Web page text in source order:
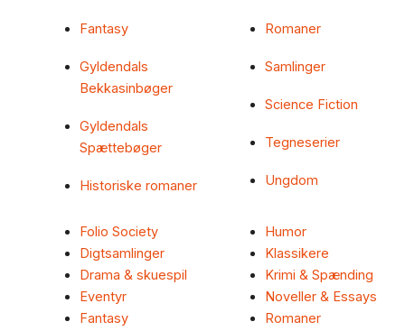
Fantasy
Gyldendals
Bekkasinbøger
Gyldendals
Spættebøger
Historiske romaner
Romaner
Samlinger
Science Fiction
Tegneserier
Ungdom
Folio Society
Digtsamlinger
Drama & skuespil
Eventyr
Fantasy
Humor
Klassikere
Krimi & Spænding
Noveller & Essays
Romaner